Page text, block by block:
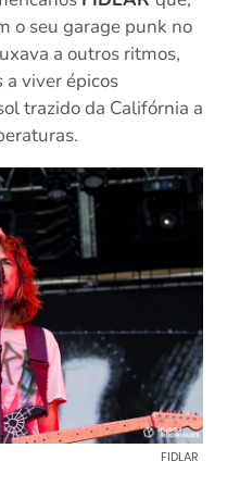
o seu garage punk no
a outros ritmos,
a viver épicos
trazido da Califórnia a
FIDLAR